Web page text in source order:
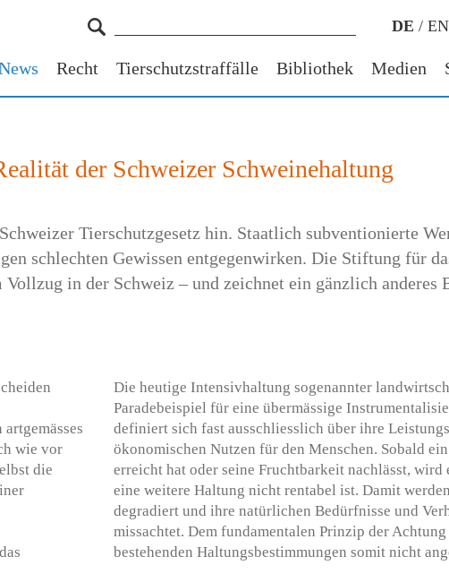
DE / EN
Recht Tierschutzstraffälle Bibliothek Medien
der Schweizer Schweinehaltung
Tierschutzgesetz hin. Staatlich subventionierte
schlechten Gewissen entgegenwirken. Die Stiftung für
in der Schweiz – und zeichnet ein gänzlich anderes
wie vor
die
Die heutige Intensivhaltung sogenannter
Paradebeispiel für eine übermässige
definiert sich fast ausschliesslich über ihre
ökonomischen Nutzen für den Menschen. Sobald
erreicht hat oder seine Fruchtbarkeit nachlässt, wird
eine weitere Haltung nicht rentabel ist. Damit
degradiert und ihre natürlichen Bedürfnisse und
missachtet. Dem fundamentalen Prinzip der
bestehenden Haltungsbestimmungen somit nicht